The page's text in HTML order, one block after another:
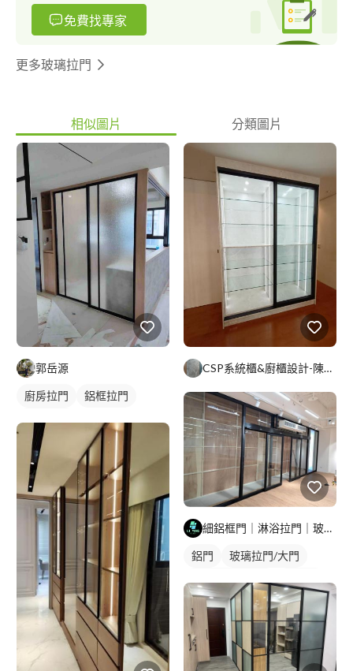
免費找專家
更多玻璃拉門
相似圖片 分類圖片
郭岳源
廚房拉門
鋁框拉門
CSP系統櫃&廚櫃設計-陳小姐
細鋁框門｜淋浴拉門｜玻璃明鏡｜鋁門窗工程
鋁門
玻璃拉門/大門
玻璃鋁門